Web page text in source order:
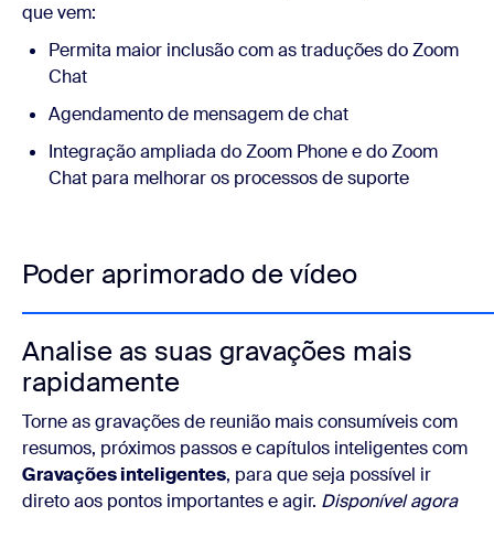
que vem:
Permita maior inclusão com as traduções do Zoom
Chat
Agendamento de mensagem de chat
Integração ampliada do Zoom Phone e do Zoom
Chat para melhorar os processos de suporte
Poder aprimorado de vídeo
Analise as suas gravações mais
rapidamente
Torne as gravações de reunião mais consumíveis com
resumos, próximos passos e capítulos inteligentes com
Gravações inteligentes, para que seja possível ir
direto aos pontos importantes e agir. Disponível agora